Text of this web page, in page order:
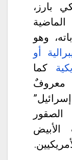
بارز،
وهو
أو
كما
معروفٌ
الأبيض